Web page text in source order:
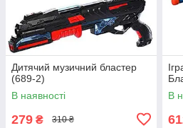
Дитячий музичний бластер
(689-2)
В наявності
279 ₴ 310 ₴
В